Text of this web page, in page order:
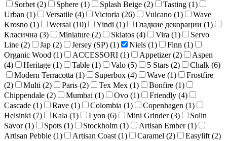
Sorbet (2) Sphere (1) Splash Beige (2) Tasting (1)
Urban (1) Versatile (4) Victoria (26) Vulcano (1)
Wave
Krosno (1) Wersal (10) Yindi (1) Гладкие декорации (1)
Класична (3) Miniature (2) Skiatos (4) Vira (1)
Servo
Line (2) Jap (2) Jersey (SP) (1) Niels (1) Finn (1)
Organic Wood (1) ACCESSORI (1) Appetizer (2)
Aspen
(4) Heritage (1) Table (1) Valo (5) 5 Stars (2) Chalk (6)
Modern Terracotta (1) Superbox (4) Wave (1)
Frostfire
(2) Multi (2) Paris (2) Tex Mex (1) Bonfire (1)
Chippendale (2) Mumbai (1) Ovo (1) Friendly (4)
Cascade (1) Rave (1) Colombia (1) Copenhagen (1)
Helsinki (7) Kala (1) Lyon (6) Mini Grinder (3)
Solin
Savor (1) Spots (1) Stockholm (1) Artisan Ember (1)
Artisan Pebble (1) Artisan Coast (1) Caramel (2) Easylift (2)